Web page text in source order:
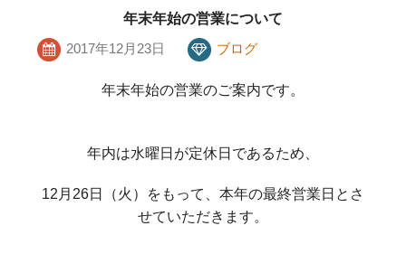
年末年始の営業について
2017年12月23日
ブログ
年末年始の営業のご案内です。
年内は水曜日が定休日であるため、
12月26日（火）をもって、本年の最終営業日とさ
せていただきます。